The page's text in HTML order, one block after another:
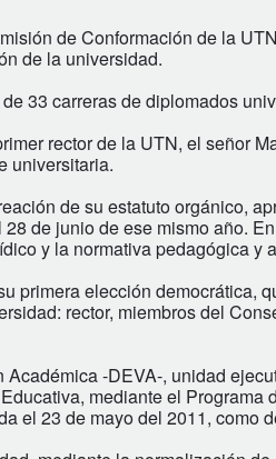
de Conformación de la
de la universidad.
33 carreras de diplomados
rector de la UTN, el señor
universitaria.
de su estatuto orgánico,
de junio de ese mismo año.
y la normativa pedagógica y
primera elección democrática,
rector, miembros del
-DEVA-, unidad
mediante el Programa
el 23 de mayo del 2011, como